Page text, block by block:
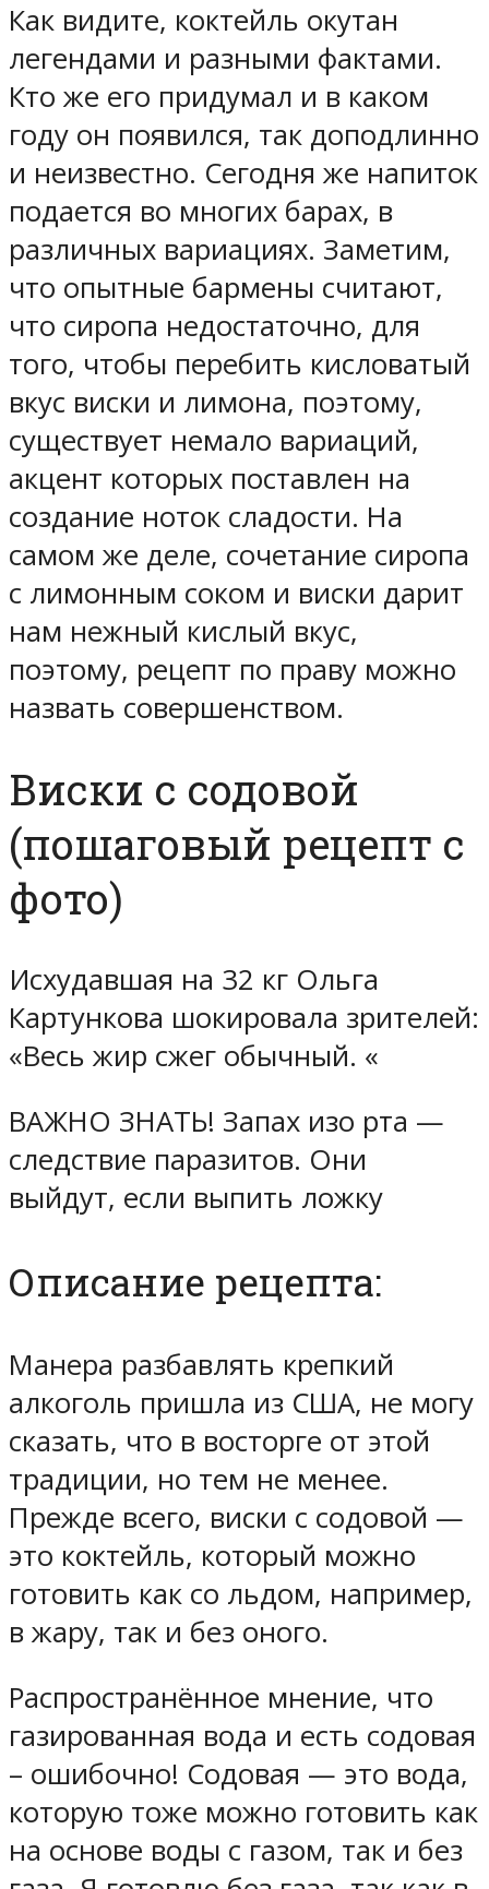
Как видите, коктейль окутан
легендами и разными фактами.
Кто же его придумал и в каком
году он появился, так доподлинно
и неизвестно. Сегодня же напиток
подается во многих барах, в
различных вариациях. Заметим,
что опытные бармены считают,
что сиропа недостаточно, для
того, чтобы перебить кисловатый
вкус виски и лимона, поэтому,
существует немало вариаций,
акцент которых поставлен на
создание ноток сладости. На
самом же деле, сочетание сиропа
с лимонным соком и виски дарит
нам нежный кислый вкус,
поэтому, рецепт по праву можно
назвать совершенством.
Виски с содовой
(пошаговый рецепт с
фото)
Исхудавшая на 32 кг Ольга
Картункова шокировала зрителей:
«Весь жир сжег обычный. «
ВАЖНО ЗНАТЬ! Запах изо рта —
следствие паразитов. Они
выйдут, если выпить ложку
Описание рецепта:
Манера разбавлять крепкий
алкоголь пришла из США, не могу
сказать, что в восторге от этой
традиции, но тем не менее.
Прежде всего, виски с содовой —
это коктейль, который можно
готовить как со льдом, например,
в жару, так и без оного.
Распространённое мнение, что
газированная вода и есть содовая
– ошибочно! Содовая — это вода,
которую тоже можно готовить как
на основе воды с газом, так и без